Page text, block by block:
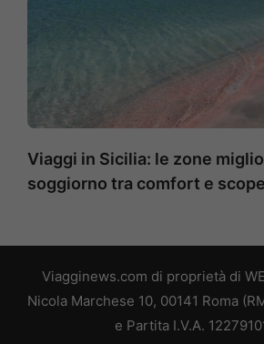
Viaggi in Sicilia: le zone
soggiorno tra comfort e
Viagginews.com di proprietà di
Nicola Marchese 10, 00141 Roma
e Partita I.V.A.